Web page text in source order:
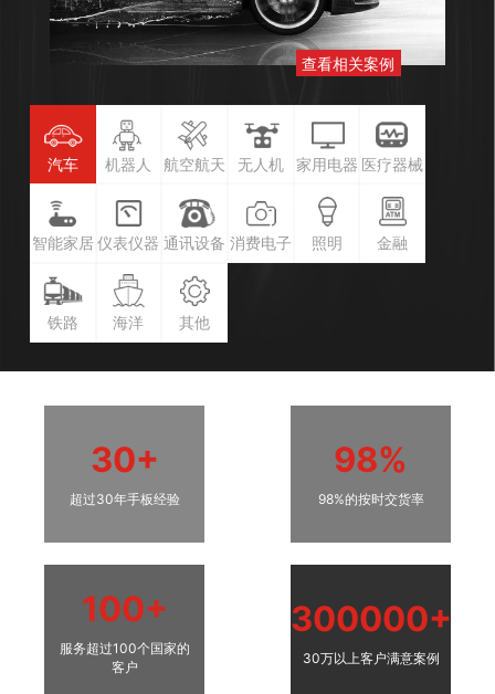
查看相关案例
汽车 机器人 航空航天 无人机 家用电器 医疗器械
智能家居 仪表仪器 通讯设备 消费电子 照明 金融
铁路 海洋 其他
30+
超过30年手板经验
98%
98%的按时交货率
100+
服务超过100个国家的
客户
300000+
30万以上客户满意案例